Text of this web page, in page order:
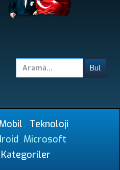
Mobil
Teknoloji
Microsoft